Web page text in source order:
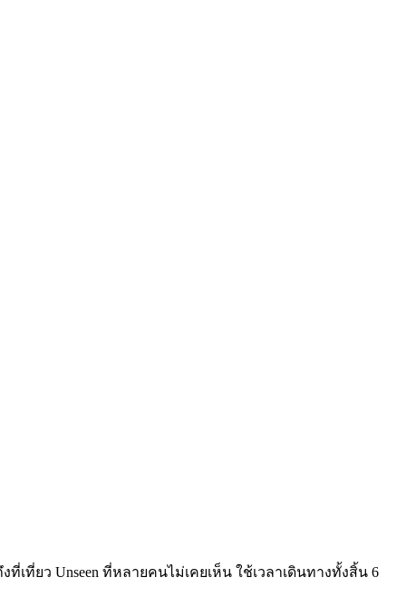
ที่ยว Unseen ที่หลายคนไม่เคยเห็น ใช้เวลาเดินทางทั้งสิ้น 6